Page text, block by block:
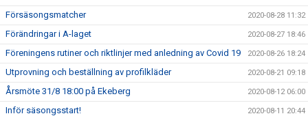
Försäsongsmatcher 2020-08-28 11:32
Förändringar i A-laget 2020-08-27 18:46
Föreningens rutiner och riktlinjer med anledning av Covid 19 2020-08-26 18:24
Utprovning och beställning av profilkläder 2020-08-21 09:18
Årsmöte 31/8 18:00 på Ekeberg 2020-08-12 06:00
Inför säsongsstart! 2020-08-11 20:44